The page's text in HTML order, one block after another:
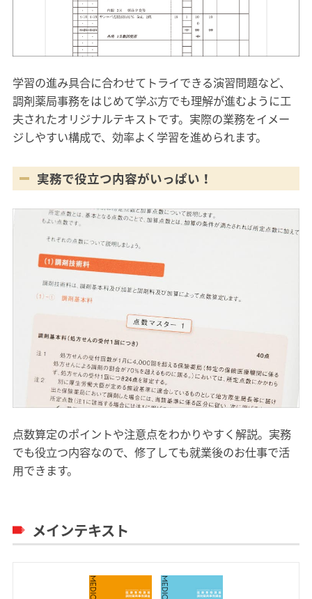
学習の進み具合に合わせてトライできる演習問題など、
調剤薬局事務をはじめて学ぶ方でも理解が進むように工
夫されたオリジナルテキストです。実際の業務をイメー
ジしやすい構成で、効率よく学習を進められます。
実務で役立つ内容がいっぱい！
点数算定のポイントや注意点をわかりやすく解説。実務
でも役立つ内容なので、修了しても就業後のお仕事で活
用できます。
メインテキスト